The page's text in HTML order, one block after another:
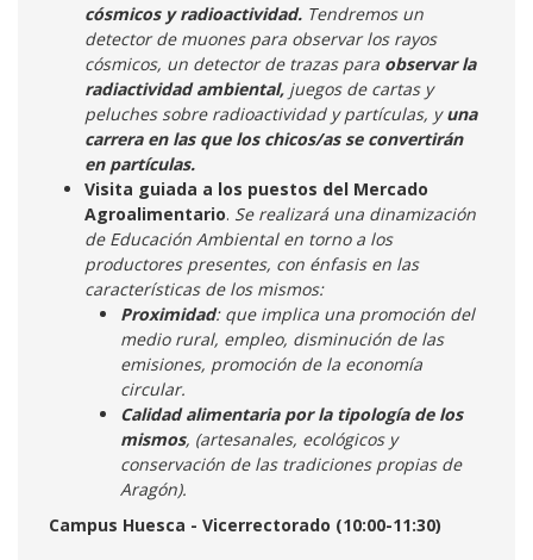
cósmicos y radioactividad. Tendremos un
detector de muones para observar los rayos
cósmicos, un detector de trazas para observar la
radiactividad ambiental, juegos de cartas y
peluches sobre radioactividad y partículas, yuna
carrera en las que los chicos/as se convertirán
en partículas.
Visita guiada a los puestos del Mercado
Agroalimentario. Se realizará una dinamización
de Educación Ambiental en torno a los
productores presentes, con énfasis en las
características de los mismos:
Proximidad: que implica una promoción del
medio rural, empleo, disminución de las
emisiones, promoción de la economía
circular.
Calidad alimentaria por la tipología de los
mismos, (artesanales, ecológicos y
conservación de las tradiciones propias de
Aragón).
Campus Huesca - Vicerrectorado (10:00-11:30)